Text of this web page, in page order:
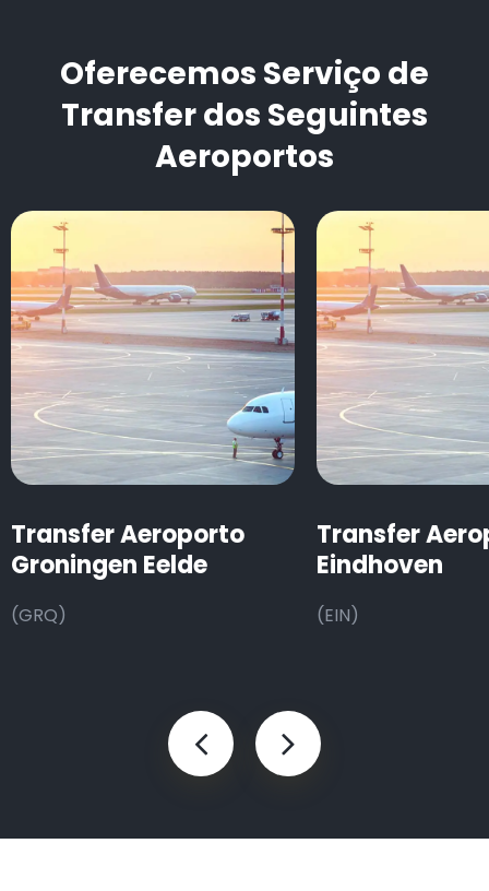
Oferecemos Serviço de
Transfer dos Seguintes
Aeroportos
Transfer Aeroporto
Groningen Eelde
(GRQ)
Transfer
Eindhoven
(EIN)